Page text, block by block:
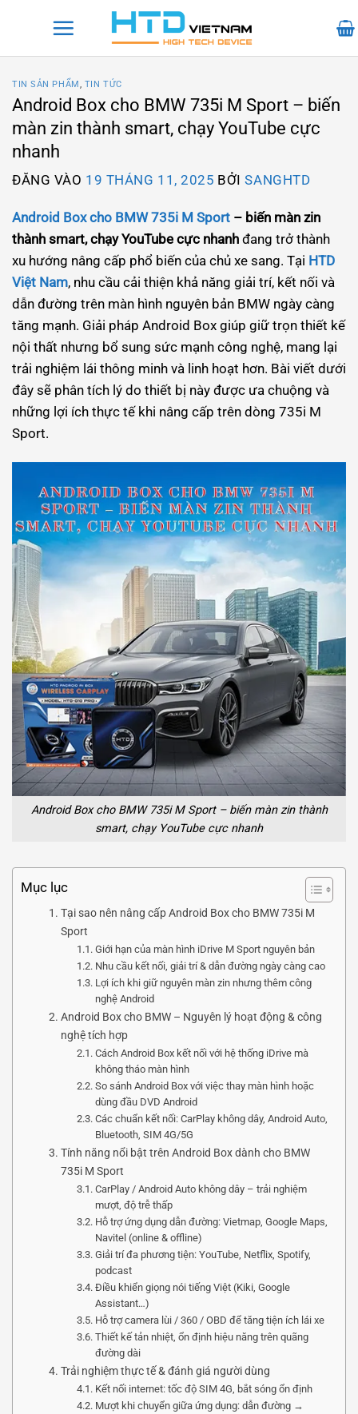
TIN SẢN PHẨM, TIN TỨC
Android Box cho BMW 735i M Sport – biến
màn zin thành smart, chạy YouTube cực
nhanh
ĐĂNG VÀO 19 THÁNG 11, 2025 BỞISANGHTD
Android Box cho BMW 735i M Sport – biến màn zin
thành smart, chạy YouTube cực nhanh đang trở thành
xu hướng nâng cấp phổ biến của chủ xe sang. Tại HTD
Việt Nam, nhu cầu cải thiện khả năng giải trí, kết nối và
dẫn đường trên màn hình nguyên bản BMW ngày càng
tăng mạnh. Giải pháp Android Box giúp giữ trọn thiết kế
nội thất nhưng bổ sung sức mạnh công nghệ, mang lại
trải nghiệm lái thông minh và linh hoạt hơn. Bài viết dưới
đây sẽ phân tích lý do thiết bị này được ưa chuộng và
những lợi ích thực tế khi nâng cấp trên dòng 735i M
Sport.
Android Box cho BMW 735i M Sport – biến màn zin thành
smart, chạy YouTube cực nhanh
Mục lục
Tại sao nên nâng cấp Android Box cho BMW 735i M
Sport
Giới hạn của màn hình iDrive M Sport nguyên bản
Nhu cầu kết nối, giải trí & dẫn đường ngày càng cao
Lợi ích khi giữ nguyên màn zin nhưng thêm công
nghệ Android
Android Box cho BMW – Nguyên lý hoạt động & công
nghệ tích hợp
Cách Android Box kết nối với hệ thống iDrive mà
không tháo màn hình
So sánh Android Box với việc thay màn hình hoặc
dùng đầu DVD Android
Các chuẩn kết nối: CarPlay không dây, Android Auto,
Bluetooth, SIM 4G/5G
Tính năng nổi bật trên Android Box dành cho BMW
735i M Sport
CarPlay / Android Auto không dây – trải nghiệm
mượt, độ trễ thấp
Hỗ trợ ứng dụng dẫn đường: Vietmap, Google Maps,
Navitel (online & offline)
Giải trí đa phương tiện: YouTube, Netflix, Spotify,
podcast
Điều khiển giọng nói tiếng Việt (Kiki, Google
Assistant…)
Hỗ trợ camera lùi / 360 / OBD để tăng tiện ích lái xe
Thiết kế tản nhiệt, ổn định hiệu năng trên quãng
đường dài
Trải nghiệm thực tế & đánh giá người dùng
Kết nối internet: tốc độ SIM 4G, bắt sóng ổn định
Mượt khi chuyển giữa ứng dụng: dẫn đường →